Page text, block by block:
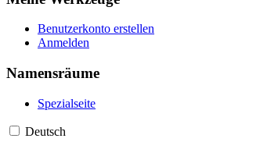
Benutzerkonto erstellen
Anmelden
Namensräume
Spezialseite
Deutsch